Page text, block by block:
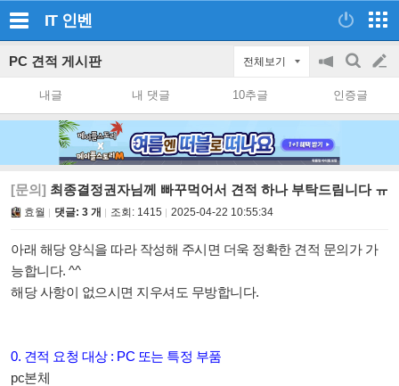
IT 인벤
PC 견적 게시판 전체보기
공
on/off
검
색
글
쓰
내글 내 댓글 10추글 인증글
[문의] 최종결정권자님께 빠꾸먹어서 견적 하나 부탁드림니다 ㅠ
효월 댓글: 3 개 조회: 1415 2025-04-22 10:55:34
아래 해당 양식을 따라 작성해 주시면 더욱 정확한 견적 문의가 가
능합니다. ^^
해당 사항이 없으시면 지우셔도 무방합니다.
0. 견적 요청 대상 : PC 또는 특정 부품
pc본체